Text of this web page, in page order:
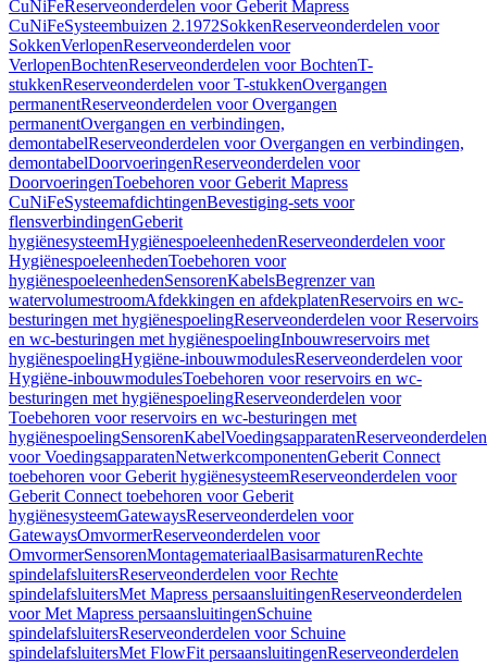
CuNiFeReserveonderdelen voor Geberit Mapress
CuNiFeSysteembuizen 2.1972SokkenReserveonderdelen voor
SokkenVerlopenReserveonderdelen voor
VerlopenBochtenReserveonderdelen voor BochtenT-
stukkenReserveonderdelen voor T-stukkenOvergangen
permanentReserveonderdelen voor Overgangen
permanentOvergangen en verbindingen,
demontabelReserveonderdelen voor Overgangen en verbindingen,
demontabelDoorvoeringenReserveonderdelen voor
DoorvoeringenToebehoren voor Geberit Mapress
CuNiFeSysteemafdichtingenBevestiging-sets voor
flensverbindingenGeberit
hygiënesysteemHygiënespoeleenhedenReserveonderdelen voor
HygiënespoeleenhedenToebehoren voor
hygiënespoeleenhedenSensorenKabelsBegrenzer van
watervolumestroomAfdekkingen en afdekplatenReservoirs en wc-
besturingen met hygiënespoelingReserveonderdelen voor Reservoirs
en wc-besturingen met hygiënespoelingInbouwreservoirs met
hygiënespoelingHygiëne-inbouwmodulesReserveonderdelen voor
Hygiëne-inbouwmodulesToebehoren voor reservoirs en wc-
besturingen met hygiënespoelingReserveonderdelen voor
Toebehoren voor reservoirs en wc-besturingen met
hygiënespoelingSensorenKabelVoedingsapparatenReserveonderdelen
voor VoedingsapparatenNetwerkcomponentenGeberit Connect
toebehoren voor Geberit hygiënesysteemReserveonderdelen voor
Geberit Connect toebehoren voor Geberit
hygiënesysteemGatewaysReserveonderdelen voor
GatewaysOmvormerReserveonderdelen voor
OmvormerSensorenMontagemateriaalBasisarmaturenRechte
spindelafsluitersReserveonderdelen voor Rechte
spindelafsluitersMet Mapress persaansluitingenReserveonderdelen
voor Met Mapress persaansluitingenSchuine
spindelafsluitersReserveonderdelen voor Schuine
spindelafsluitersMet FlowFit persaansluitingenReserveonderdelen